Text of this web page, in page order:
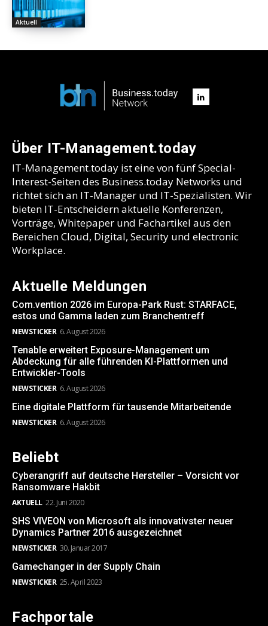
Aktuell
Über IT-Management.today
IT-Management.today ist eine von fünf Special-
Interest-Seiten des Business.today Networks und
richtet sich an IT-Manager und IT-Spezialisten. Wir
bieten IT-Entscheidern aktuelle Konferenzen,
Vorträge, Whitepaper und Fachartikel aus den
Bereichen Cloud, Digital, Security und electronic
Workplace.
Aktuelle Meldungen
Com.vention 2026 im Europa-Park Rust: STARFACE,
estos und Gamma laden zum Branchentreff
NEWSTICKER 6. August 2026
Tenable erweitert Exposure-Management um
Abdeckung für alle führenden KI-Plattformen und
Entwickler-Tools
NEWSTICKER 6. August 2026
Eine digitale Plattform für tausende Mitarbeitende
NEWSTICKER 6. August 2026
Beliebt
Cyberangriff auf deutsche Hersteller – Vorsicht vor
Ransomware Hakbit
AKTUELL 22. Juni 2020
SHS VIVEON von Microsoft als innovativster neuer
Dynamics Partner 2016 ausgezeichnet
NEWSTICKER 30. Januar 2017
Gamechanger in der Supply Chain
NEWSTICKER 25. April 2023
Fachportale